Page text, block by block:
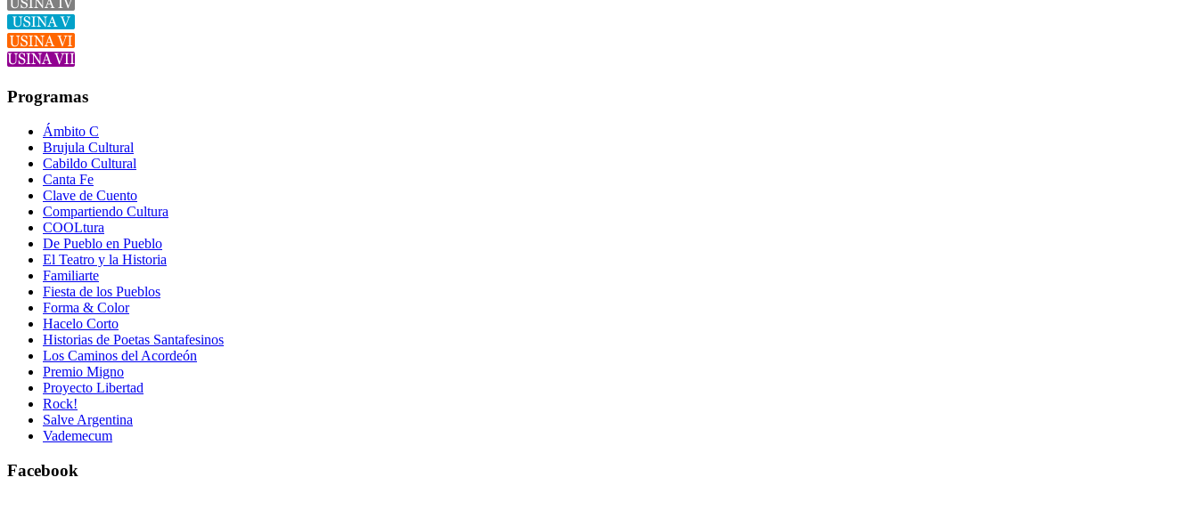
Programas
Ámbito C
Brujula Cultural
Cabildo Cultural
Canta Fe
Clave de Cuento
Compartiendo Cultura
COOLtura
De Pueblo en Pueblo
El Teatro y la Historia
Familiarte
Fiesta de los Pueblos
Forma & Color
Hacelo Corto
Historias de Poetas Santafesinos
Los Caminos del Acordeón
Premio Migno
Proyecto Libertad
Rock!
Salve Argentina
Vademecum
Facebook